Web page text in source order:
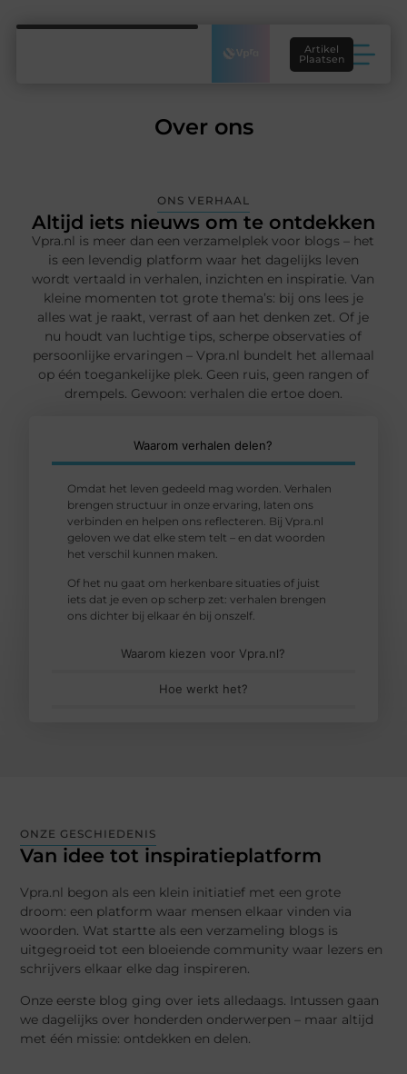
Artikel
Plaatsen
Over ons
ONS VERHAAL
Altijd iets nieuws om te ontdekken
Vpra.nl is meer dan een verzamelplek voor blogs – het
is een levendig platform waar het dagelijks leven
wordt vertaald in verhalen, inzichten en inspiratie. Van
kleine momenten tot grote thema’s: bij ons lees je
alles wat je raakt, verrast of aan het denken zet. Of je
nu houdt van luchtige tips, scherpe observaties of
persoonlijke ervaringen – Vpra.nl bundelt het allemaal
op één toegankelijke plek. Geen ruis, geen rangen of
drempels. Gewoon: verhalen die ertoe doen.
Waarom verhalen delen?
Waarom kiezen voor Vpra.nl?
Hoe werkt het?
Omdat het leven gedeeld mag worden. Verhalen
brengen structuur in onze ervaring, laten ons
verbinden en helpen ons reflecteren. Bij Vpra.nl
geloven we dat elke stem telt – en dat woorden
het verschil kunnen maken.
Of het nu gaat om herkenbare situaties of juist
iets dat je even op scherp zet: verhalen brengen
ons dichter bij elkaar én bij onszelf.
ONZE GESCHIEDENIS
Van idee tot inspiratieplatform
Vpra.nl begon als een klein initiatief met een grote
droom: een platform waar mensen elkaar vinden via
woorden. Wat startte als een verzameling blogs is
uitgegroeid tot een bloeiende community waar lezers en
schrijvers elkaar elke dag inspireren.
Onze eerste blog ging over iets alledaags. Intussen gaan
we dagelijks over honderden onderwerpen – maar altijd
met één missie: ontdekken en delen.